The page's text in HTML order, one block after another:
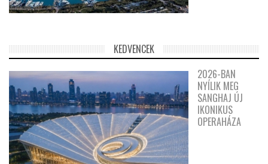
KEDVENCEK
2026-BAN
NYÍLIK MEG
SANGHAJ ÚJ
IKONIKUS
OPERAHÁZA